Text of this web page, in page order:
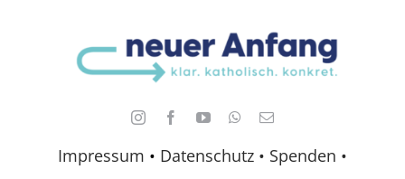
Impressum • Datenschutz • Spenden •